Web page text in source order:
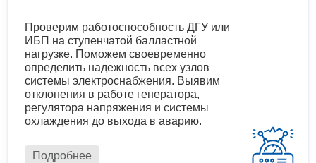
Проверим работоспособность ДГУ или
ИБП на ступенчатой балластной
нагрузке. Поможем своевременно
определить надежность всех узлов
системы электроснабжения. Выявим
отклонения в работе генератора,
регулятора напряжения и системы
охлаждения до выхода в аварию.
Подробнее